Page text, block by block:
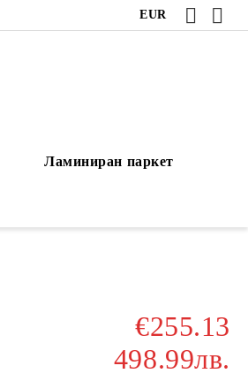
EUR
Ламиниран паркет
€255.13
498.99лв.